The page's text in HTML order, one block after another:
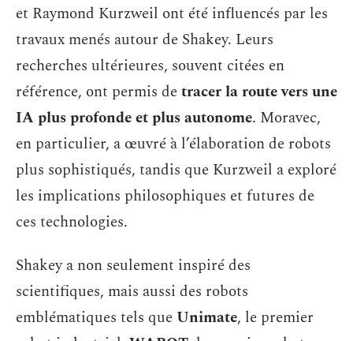
et Raymond Kurzweil ont été influencés par les
travaux menés autour de Shakey. Leurs
recherches ultérieures, souvent citées en
référence, ont permis detracer la route vers une
IA plus profonde et plus autonome. Moravec,
en particulier, a œuvré à l’élaboration de robots
plus sophistiqués, tandis que Kurzweil a exploré
les implications philosophiques et futures de
ces technologies.
Shakey a non seulement inspiré des
scientifiques, mais aussi des robots
emblématiques tels que Unimate, le premier